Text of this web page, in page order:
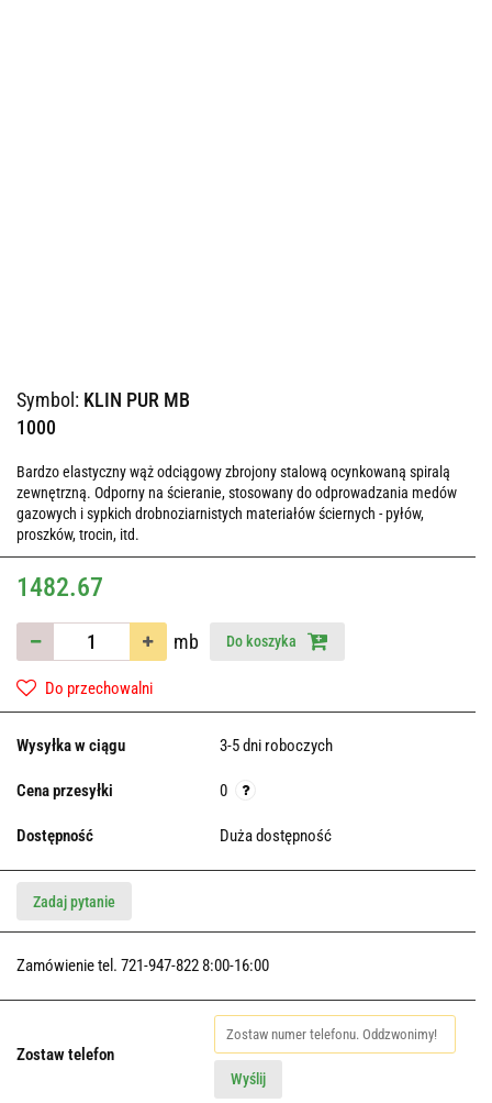
Symbol: KLIN PUR MB
1000
Bardzo elastyczny wąż odciągowy zbrojony stalową ocynkowaną spiralą
zewnętrzną. Odporny na ścieranie, stosowany do odprowadzania medów
gazowych i sypkich drobnoziarnistych materiałów ściernych - pyłów,
proszków, trocin, itd.
1482.67
mb Do koszyka
Do przechowalni
Wysyłka w ciągu 3-5 dni roboczych
Cena przesyłki 0
Dostępność Duża dostępność
Zadaj pytanie
Zamówienie tel. 721-947-822 8:00-16:00
Zostaw telefon
Wyślij